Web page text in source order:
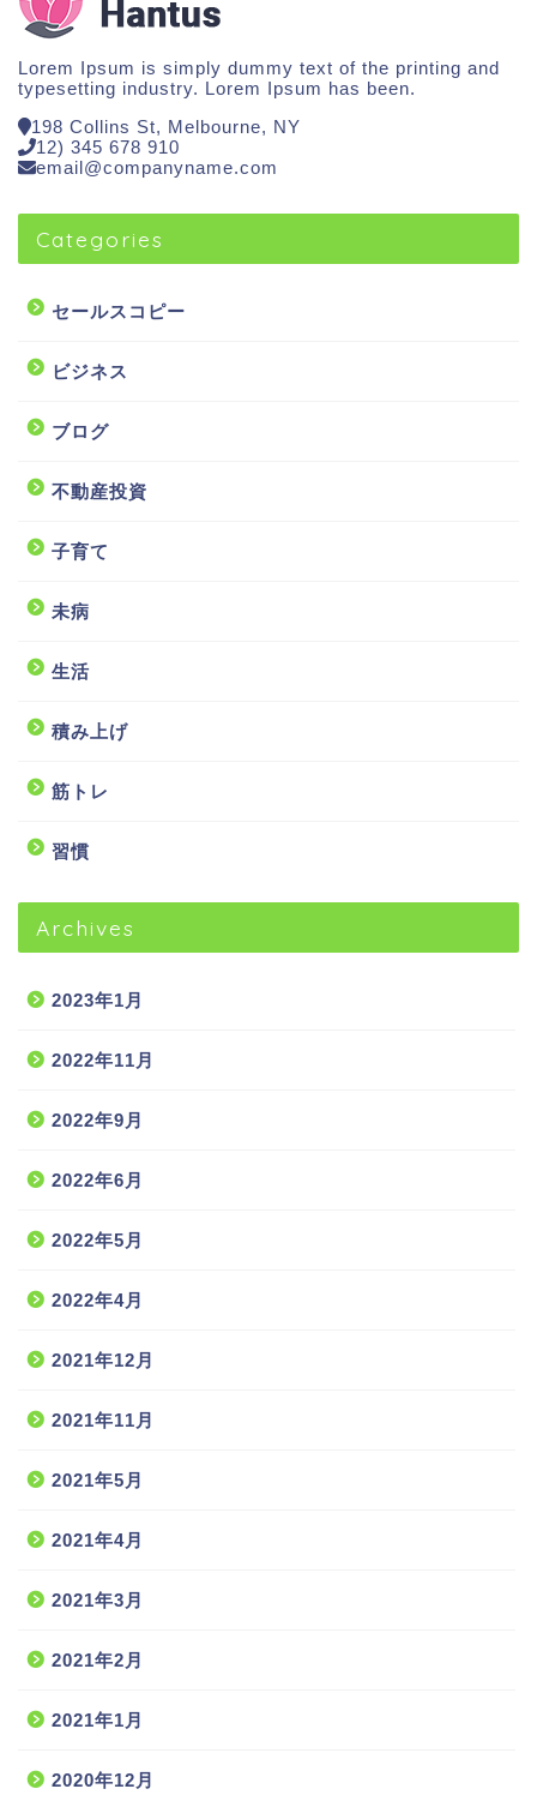
Lorem Ipsum is simply dummy text of the printing and
typesetting industry. Lorem Ipsum has been.
198 Collins St, Melbourne, NY
12) 345 678 910
email@companyname.com
Categories
セールスコピー
ビジネス
ブログ
不動産投資
子育て
未病
生活
積み上げ
筋トレ
習慣
Archives
2023年1月
2022年11月
2022年9月
2022年6月
2022年5月
2022年4月
2021年12月
2021年11月
2021年5月
2021年4月
2021年3月
2021年2月
2021年1月
2020年12月